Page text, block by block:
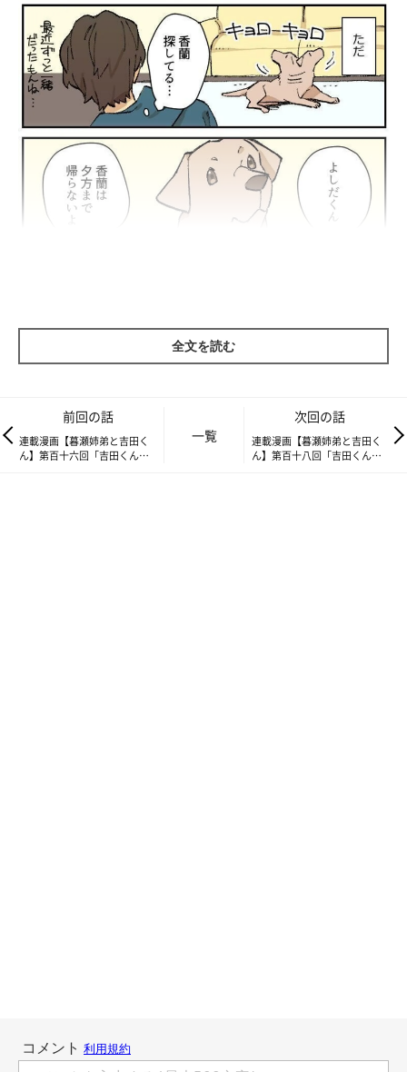
家に暮瀬姉弟がずっと一緒にいることに慣れた吉田君。そりゃ、
全文を読む
前回の話
連載漫画【暮瀬姉弟と吉田く
ん】第百十六回「吉田くんと
一覧
次回の話
連載漫画【暮瀬姉弟と吉田く
ん】第百十八回「吉田くんと